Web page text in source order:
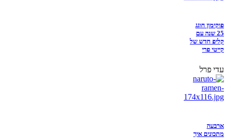
פוקימון חוגג
25 שנה עם
קליפ חדש של
קייטי פרי
עדי פרל
ארבעה
מתכונים איך